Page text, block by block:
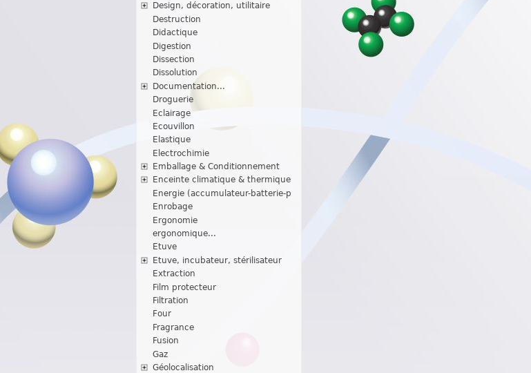
Design, décoration, utilitaire
Destruction
Didactique
Digestion
Dissection
Dissolution
Documentation...
Droguerie
Eclairage
Ecouvillon
Elastique
Electrochimie
Emballage & Conditionnement
Enceinte climatique & thermique
Energie (accumulateur-batterie-p
Enrobage
Ergonomie
ergonomique...
Etuve
Etuve, incubateur, stérilisateur
Extraction
Film protecteur
Filtration
Four
Fragrance
Fusion
Gaz
Géolocalisation